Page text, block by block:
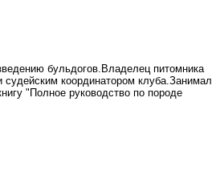
бульдогов.Владелец питомника
координатором клуба.Занимал
"Полное руководство по породе